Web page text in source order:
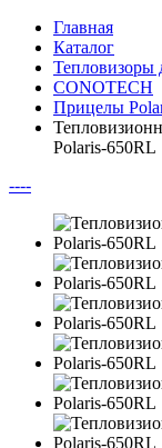
Главная
Каталог
Тепловизоры
CONOTECH
Прицелы
Polaris-650RL
----